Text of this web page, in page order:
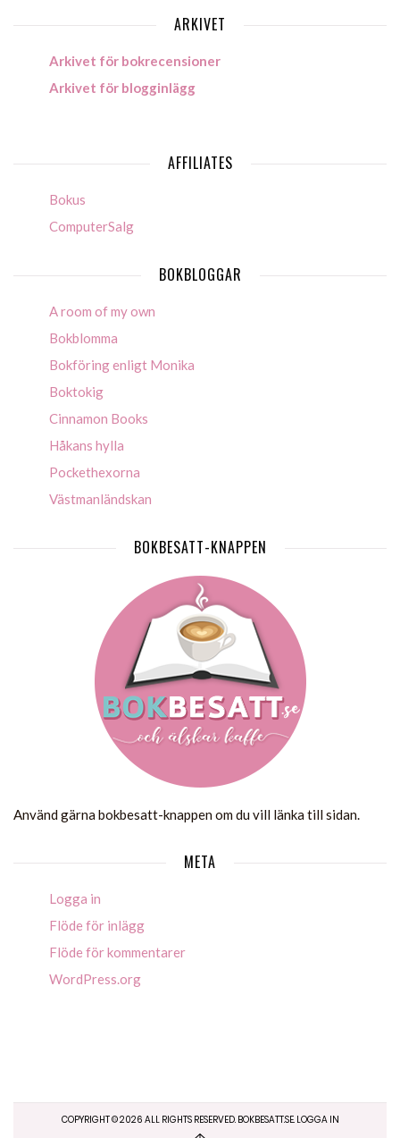
ARKIVET
Arkivet för bokrecensioner
Arkivet för blogginlägg
AFFILIATES
Bokus
ComputerSalg
BOKBLOGGAR
A room of my own
Bokblomma
Bokföring enligt Monika
Boktokig
Cinnamon Books
Håkans hylla
Pockethexorna
Västmanländskan
BOKBESATT-KNAPPEN
Använd gärna bokbesatt-knappen om du vill länka till sidan.
META
Logga in
Flöde för inlägg
Flöde för kommentarer
WordPress.org
COPYRIGHT ©2026 ALL RIGHTS RESERVED. BOKBESATT.SE. LOGGA IN